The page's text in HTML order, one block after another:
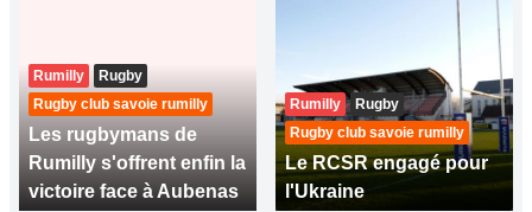
Rumilly
Rugby
Rugby club savoie rumilly
Les rugbymans de
Rumilly s'offrent enfin la
victoire face à Aubenas
Rumilly
Rugby
Rugby club savoie rumilly
Le RCSR engagé pour
l'Ukraine